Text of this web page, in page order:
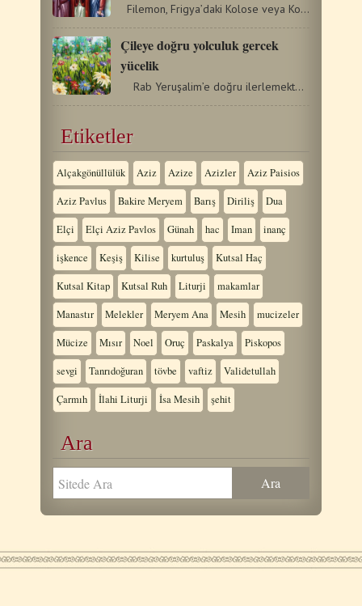
Filemon, Frigya’daki Kolose veya Kolase şehrinden…
Çileye doğru yolculuk gercek
yücelik
Rab Yeruşalim’e doğru ilerlemektedir ve kutsal…
Etiketler
Alçakgönüllülük Aziz Azize Azizler Aziz Paisios
Aziz Pavlus Bakire Meryem Barış Diriliş Dua
Elçi Elçi Aziz Pavlos Günah hac Iman inanç
işkence Keşiş Kilise kurtuluş Kutsal Haç
Kutsal Kitap Kutsal Ruh Liturji makamlar
Manastır Melekler Meryem Ana Mesih mucizeler
Mücize Mısır Noel Oruç Paskalya Piskopos
sevgi Tanrıdoğuran tövbe vaftiz Validetullah
Çarmıh İlahi Liturji İsa Mesih şehit
Ara